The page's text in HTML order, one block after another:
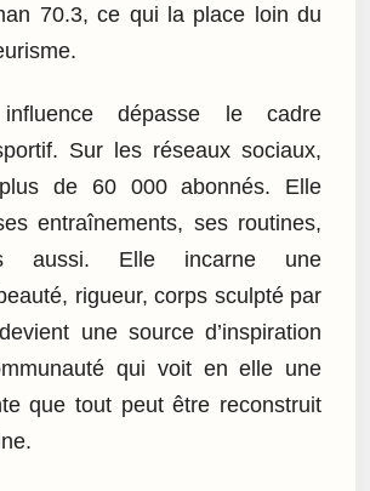
70.3, ce qui la place loin du
dépasse le cadre
Sur les réseaux sociaux,
de 60 000 abonnés. Elle
entraînements, ses routines,
aussi. Elle incarne une
rigueur, corps sculpté par
une source d’inspiration
qui voit en elle une
que tout peut être reconstruit